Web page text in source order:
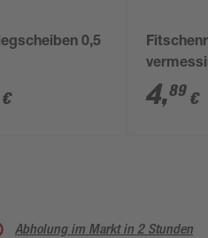
0,5
€
x 2 mm
4,89 €
Abholung im Markt in 2 Stunden